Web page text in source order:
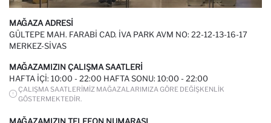
MAĞAZA ADRESI
GÜLTEPE MAH. FARABI CAD. İVA PARK AVM NO: 22-12-13-16-17
MERKEZ-SİVAS
MAĞAZAMIZIN ÇALIŞMA SAATLERI
HAFTA IÇI: 10:00 - 22:00 HAFTA SONU: 10:00 - 22:00
ÇALIŞMA SAATLERIMIZ MAĞAZALARIMIZA GÖRE DEĞIŞKENLIK
GÖSTERMEKTEDIR.
MAĞAZAMIZIN TELEFON NUMARASI